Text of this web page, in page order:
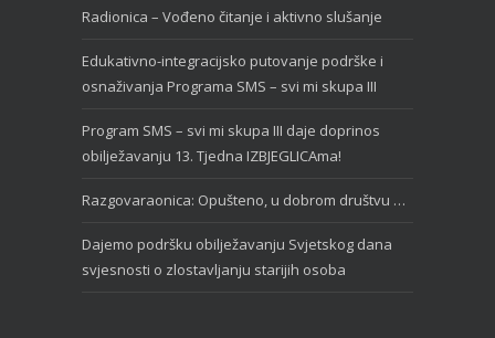
Radionica – Vođeno čitanje i aktivno slušanje
Edukativno-integracijsko putovanje podrške i
osnaživanja Programa SMS – svi mi skupa III
Program SMS – svi mi skupa III daje doprinos
obilježavanju 13. Tjedna IZBJEGLICAma!
Razgovaraonica: Opušteno, u dobrom društvu …
Dajemo podršku obilježavanju Svjetskog dana
svjesnosti o zlostavljanju starijih osoba